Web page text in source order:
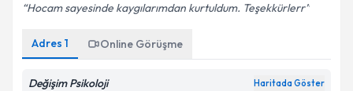
Hocam sayesinde kaygılarımdan kurtuldum. Teşekkürlerr
Adres 1 Online Görüşme
Değişim Psikoloji Haritada Göster